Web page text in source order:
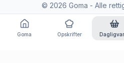
© 2026 Goma - Alle
Goma Opskrifter